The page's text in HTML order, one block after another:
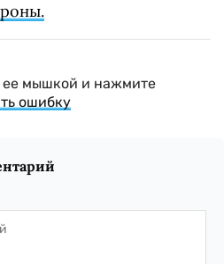
ее мышкой и нажмите
ошибку